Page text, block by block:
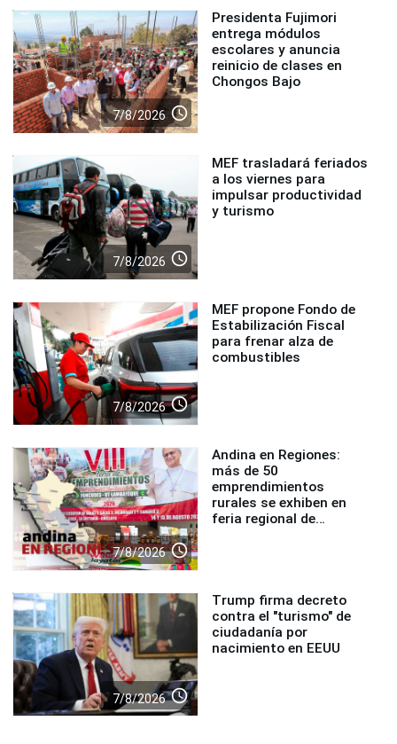
7/8/2026 access_time
Presidenta Fujimori
entrega módulos
escolares y anuncia
reinicio de clases en
Chongos Bajo
7/8/2026 access_time
MEF trasladará feriados
a los viernes para
impulsar productividad
y turismo
7/8/2026 access_time
MEF propone Fondo de
Estabilización Fiscal
para frenar alza de
combustibles
7/8/2026 access_time
Andina en Regiones:
más de 50
emprendimientos
rurales se exhiben en
feria regional de
7/8/2026 access_time
Trump firma decreto
contra el "turismo" de
ciudadanía por
nacimiento en EEUU